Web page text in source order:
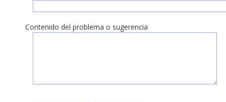
Contenido del problema o sugerencia